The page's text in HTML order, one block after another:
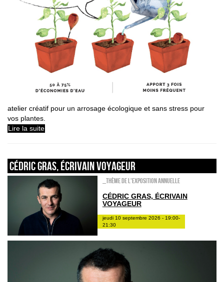
atelier créatif pour un arrosage écologique et sans stress pour
vos plantes.
Lire la suite
CÉDRIC GRAS, ÉCRIVAIN VOYAGEUR
_Thème de l'exposition annuelle
CÉDRIC GRAS, ÉCRIVAIN
VOYAGEUR
jeudi 10 septembre 2026 - 19:00-
21:30